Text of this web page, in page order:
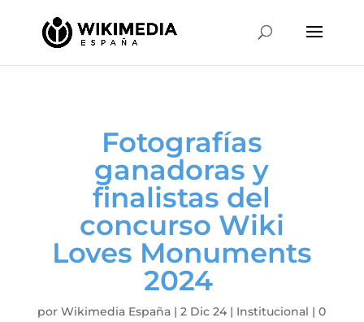
Fotografías
ganadoras y
finalistas del
concurso Wiki
Loves Monuments
2024
porWikimedia España |2 Dic 24 | Institucional |0